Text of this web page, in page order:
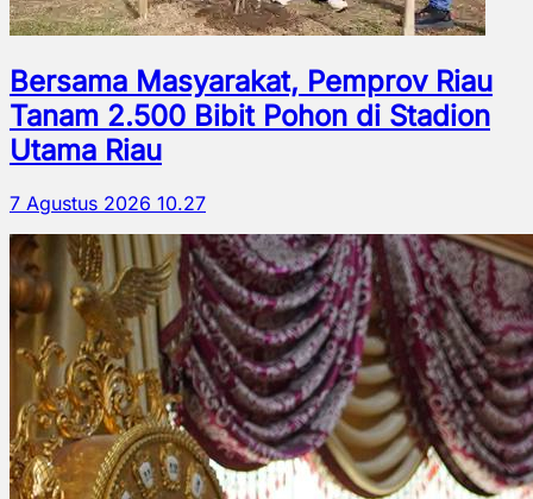
Bersama Masyarakat, Pemprov Riau
Tanam 2.500 Bibit Pohon di Stadion
Utama Riau
7 Agustus 2026 10.27